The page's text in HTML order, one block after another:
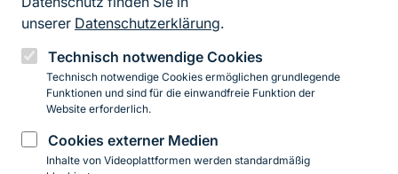
unserer Datenschutzerklärung.
Technisch notwendige Cookies
Technisch notwendige Cookies ermöglichen grundlegende
Funktionen und sind für die einwandfreie Funktion der
Website erforderlich.
Cookies externer Medien
Inhalte von Videoplattformen werden standardmäßig
Erklärung zur Barrierefreiheit
Impressum
Datenschutz
InstagramFacebookYouTubeLinkedIn